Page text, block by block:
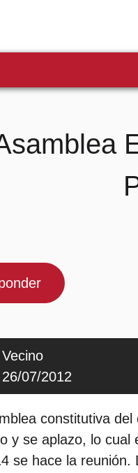
Vecino
26/07/2012
constitutiva
y se aplazo, lo
se hace la